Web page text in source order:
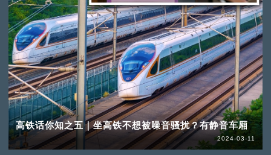
高铁话你知之五｜坐高铁不想被噪音骚扰？有静音车厢
2024-03-11